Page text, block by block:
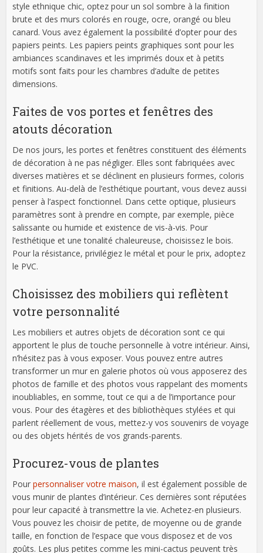
style ethnique chic, optez pour un sol sombre à la finition
brute et des murs colorés en rouge, ocre, orangé ou bleu
canard. Vous avez également la possibilité d’opter pour des
papiers peints. Les papiers peints graphiques sont pour les
ambiances scandinaves et les imprimés doux et à petits
motifs sont faits pour les chambres d’adulte de petites
dimensions.
Faites de vos portes et fenêtres des
atouts décoration
De nos jours, les portes et fenêtres constituent des éléments
de décoration à ne pas négliger. Elles sont fabriquées avec
diverses matières et se déclinent en plusieurs formes, coloris
et finitions. Au-delà de l’esthétique pourtant, vous devez aussi
penser à l’aspect fonctionnel. Dans cette optique, plusieurs
paramètres sont à prendre en compte, par exemple, pièce
salissante ou humide et existence de vis-à-vis. Pour
l’esthétique et une tonalité chaleureuse, choisissez le bois.
Pour la résistance, privilégiez le métal et pour le prix, adoptez
le PVC.
Choisissez des mobiliers qui reflètent
votre personnalité
Les mobiliers et autres objets de décoration sont ce qui
apportent le plus de touche personnelle à votre intérieur. Ainsi,
n’hésitez pas à vous exposer. Vous pouvez entre autres
transformer un mur en galerie photos où vous apposerez des
photos de famille et des photos vous rappelant des moments
inoubliables, en somme, tout ce qui a de l’importance pour
vous. Pour des étagères et des bibliothèques stylées et qui
parlent réellement de vous, mettez-y vos souvenirs de voyage
ou des objets hérités de vos grands-parents.
Procurez-vous de plantes
Pourpersonnaliser votre maison, il est également possible de
vous munir de plantes d’intérieur. Ces dernières sont réputées
pour leur capacité à transmettre la vie. Achetez-en plusieurs.
Vous pouvez les choisir de petite, de moyenne ou de grande
taille, en fonction de l’espace que vous disposez et de vos
goûts. Les plus petites comme les mini-cactus peuvent très